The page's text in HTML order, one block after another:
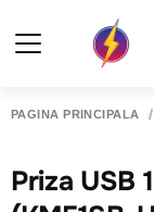
PAGINA PRINCIPALĂ
Priza USB